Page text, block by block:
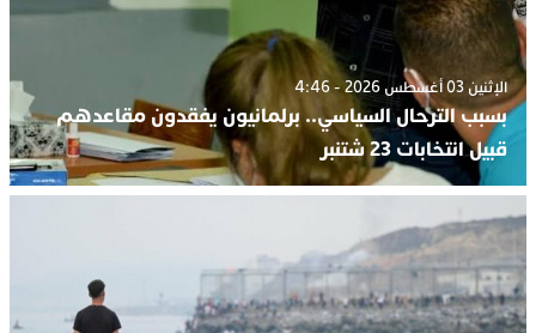
الإثنين 03 أغسطس 2026 - 4:46
بسبب الترحال السياسي.. برلمانيون يفقدون مقاعدهم
قبيل انتخابات 23 شتنبر